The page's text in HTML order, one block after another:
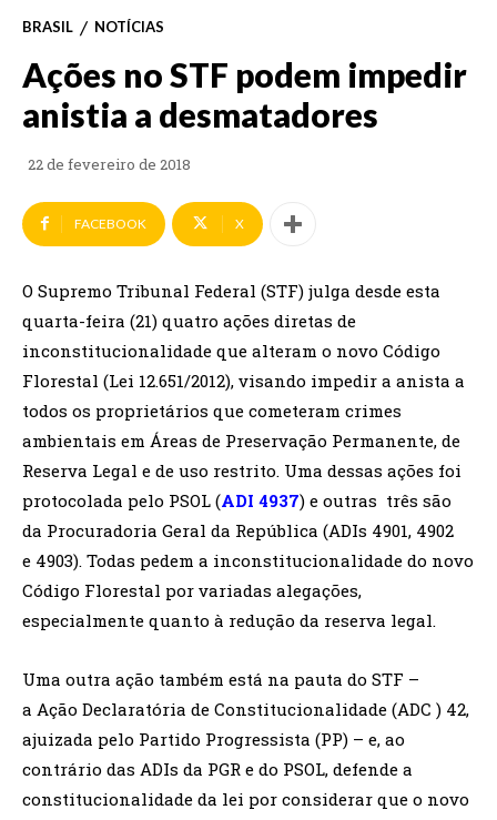
BRASIL NOTÍCIAS
Ações no STF podem impedir
anistia a desmatadores
22 de fevereiro de 2018
FACEBOOK X
O Supremo Tribunal Federal (STF) julga desde esta
quarta-feira (21) quatro ações diretas de
inconstitucionalidade que alteram o novo Código
Florestal (Lei 12.651/2012), visando impedir a anista a
todos os proprietários que cometeram crimes
ambientais em Áreas de Preservação Permanente, de
Reserva Legal e de uso restrito. Uma dessas ações foi
protocolada pelo PSOL (ADI 4937) e outras três são
da Procuradoria Geral da República (ADIs 4901, 4902
e 4903). Todas pedem a inconstitucionalidade do novo
Código Florestal por variadas alegações,
especialmente quanto à redução da reserva legal.
Uma outra ação também está na pauta do STF –
a Ação Declaratória de Constitucionalidade (ADC ) 42,
ajuizada pelo Partido Progressista (PP) – e, ao
contrário das ADIs da PGR e do PSOL, defende a
constitucionalidade da lei por considerar que o novo